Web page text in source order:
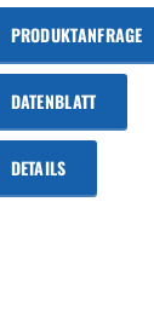
PRODUKTANFRAGE
DATENBLATT
DETAILS